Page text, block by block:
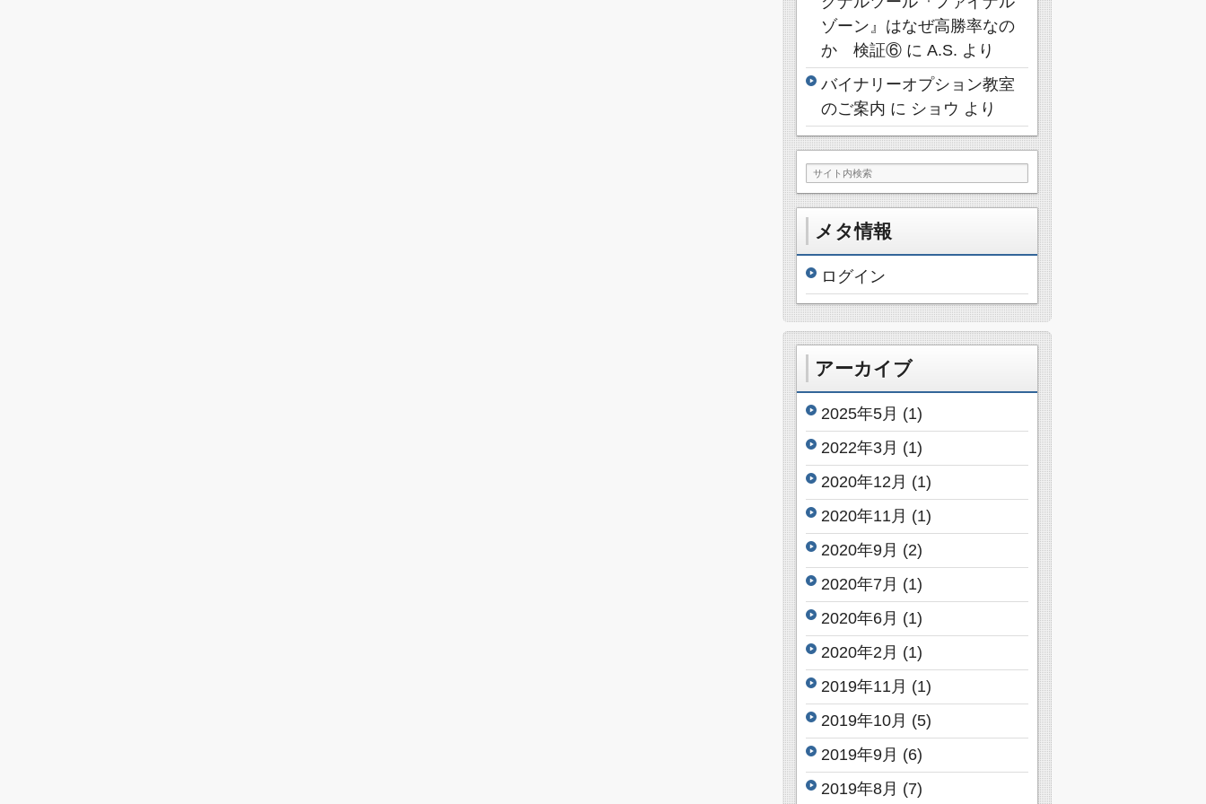
ゾーン』はなぜ高勝率なの
か 検証⑥ に A.S. より
バイナリーオプション教室
のご案内 に ショウ より
メタ情報
ログイン
アーカイブ
2025年5月 (1)
2022年3月 (1)
2020年12月 (1)
2020年11月 (1)
2020年9月 (2)
2020年7月 (1)
2020年6月 (1)
2020年2月 (1)
2019年11月 (1)
2019年10月 (5)
2019年9月 (6)
2019年8月 (7)